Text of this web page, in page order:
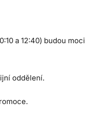
a 12:40) budou moci
oddělení.